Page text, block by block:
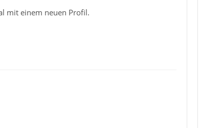
mit einem neuen Profil.